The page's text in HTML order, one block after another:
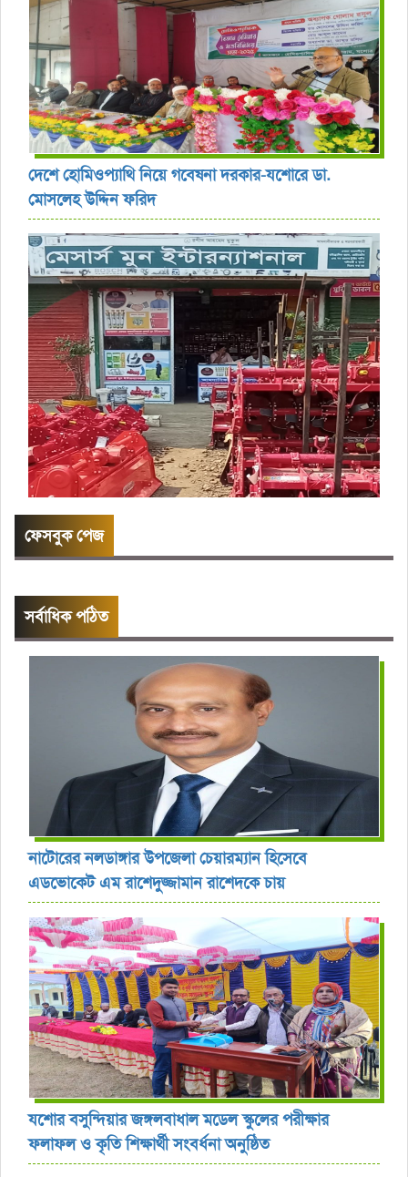
দেশে হোমিওপ্যাথি নিয়ে গবেষনা দরকার-যশোরে ডা.
মোসলেহ উদ্দিন ফরিদ
ফেসবুক পেজ
সর্বাধিক পঠিত
নাটোরের নলডাঙ্গার উপজেলা চেয়ারম্যান হিসেবে
এডভোকেট এম রাশেদুজ্জামান রাশেদকে চায়
যশোর বসুন্দিয়ার জঙ্গলবাধাল মডেল স্কুলের পরীক্ষার
ফলাফল ও কৃতি শিক্ষার্থী সংবর্ধনা অনুষ্ঠিত